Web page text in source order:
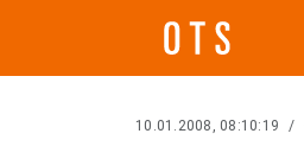
10.01.2008, 08:10:19 /